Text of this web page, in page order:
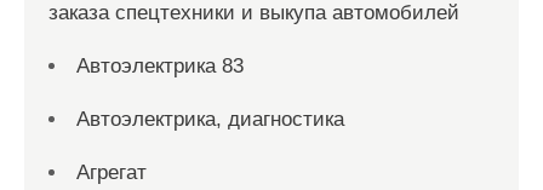
заказа спецтехники и выкупа автомобилей
Автоэлектрика 83
Автоэлектрика, диагностика
Агрегат